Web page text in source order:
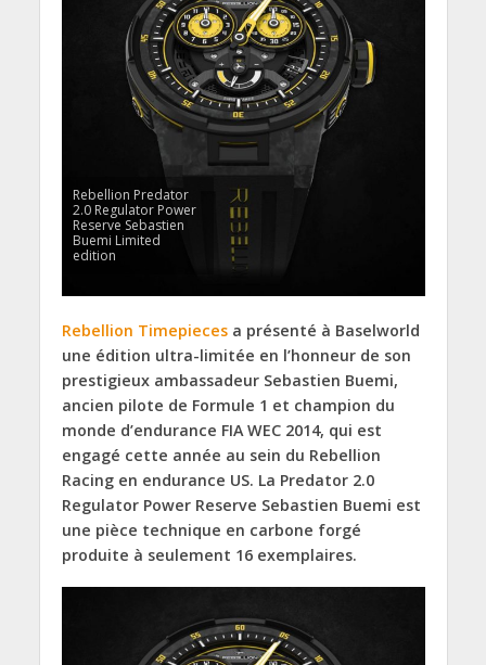
Rebellion Predator
2.0 Regulator Power
Reserve Sebastien
Buemi Limited
edition
Rebellion Timepiecesa présenté à Baselworld
une édition ultra-limitée en l’honneur de son
prestigieux ambassadeur Sebastien Buemi,
ancien pilote de Formule 1 et champion du
monde d’endurance FIA WEC 2014, qui est
engagé cette année au sein du Rebellion
Racing en endurance US. La Predator 2.0
Regulator Power Reserve Sebastien Buemi est
une pièce technique en carbone forgé
produite à seulement 16 exemplaires.